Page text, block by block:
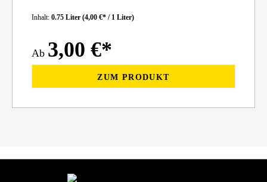
Inhalt: 0.75 Liter (4,00 €* / 1 Liter)
Ab 3,00 €*
ZUM PRODUKT